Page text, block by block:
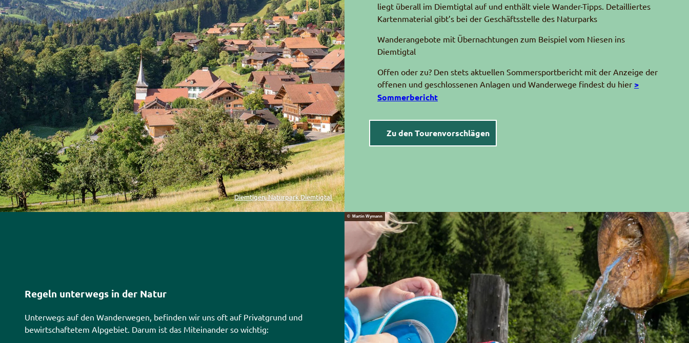
Diemtigen, Naturpark Diemtigtal
liegt überall im Diemtigtal auf und enthält viele Wander-Tipps. Detailliertes
Kartenmaterial gibt’s bei der Geschäftsstelle des Naturparks
Wanderangebote mit Übernachtungen zum Beispiel vom Niesen ins
Diemtigtal
Offen oder zu? Den stets aktuellen Sommersportbericht mit der Anzeige der
offenen und geschlossenen Anlagen und Wanderwege findest du hier >
Sommerbericht
Zu den Tourenvorschlägen
Regeln unterwegs in der Natur
Unterwegs auf den Wanderwegen, befinden wir uns oft auf Privatgrund und
bewirtschaftetem Alpgebiet. Darum ist das Miteinander so wichtig:
© Martin Wymann